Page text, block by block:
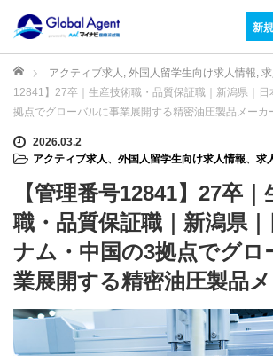
新
ホーム アクティブ求人 , 外国人留学生向け求人情報,
12841】27卒｜生産技術職・品質保証職｜新潟県｜
拠点でグローバルに事業展開する精密油圧製品メーカ
2026.03.2
アクティブ求人、 外国人留学生向け求人情報、 求
【管理番号12841】27卒
職・品質保証職｜新潟県
ナム・中国の3拠点でグロ
業展開する精密油圧製品メ